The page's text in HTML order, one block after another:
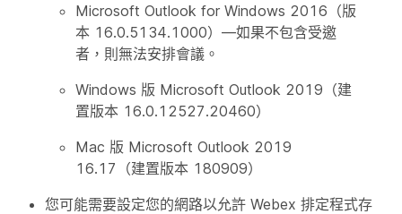
Microsoft Outlook for Windows 2016（版
本 16.0.5134.1000）—如果不包含受邀
者，則無法安排會議。
Windows 版 Microsoft Outlook 2019（建
置版本 16.0.12527.20460）
Mac 版 Microsoft Outlook 2019
16.17（建置版本 180909）
您可能需要設定您的網路以允許 Webex 排定程式存